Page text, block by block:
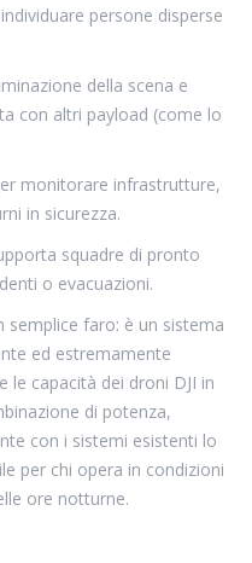
persone disperse
della scena e
con altri payload (come lo
monitorare infrastrutture,
in sicurezza.
squadre di pronto
o evacuazioni.
semplice faro: è un sistema
ed estremamente
capacità dei droni DJI in
di potenza,
con i sistemi esistenti lo
per chi opera in condizioni
ore notturne.